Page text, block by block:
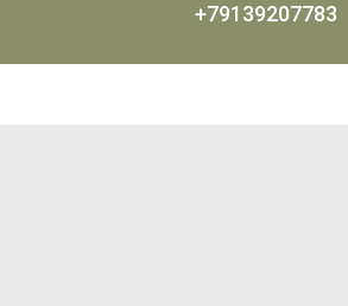
+79139207783